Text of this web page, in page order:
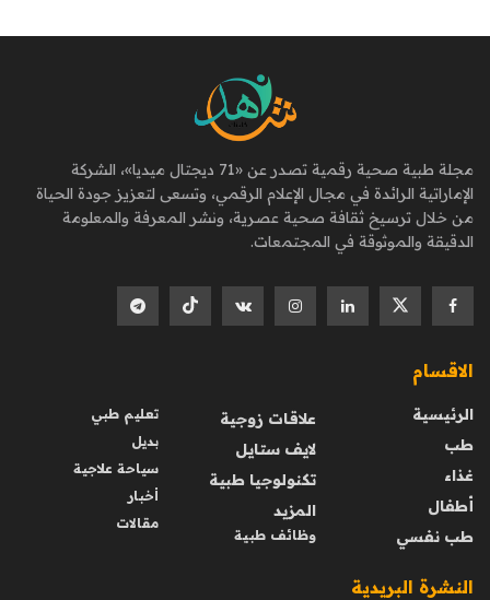
مجلة طبية صحية رقمية تصدر عن «71 ديجتال ميديا»، الشركة
الإماراتية الرائدة في مجال الإعلام الرقمي، وتسعى لتعزيز جودة الحياة
من خلال ترسيخ ثقافة صحية عصرية، ونشر المعرفة والمعلومة
الدقيقة والموثوقة في المجتمعات.
الاقسام
الرئيسية
طب
غذاء
أطفال
طب نفسي
علاقات زوجية
لايف ستايل
تكنولوجيا طبية
المزيد
وظائف طبية
تعليم طبي
بديل
سياحة علاجية
أخبار
مقالات
النشرة البريدية